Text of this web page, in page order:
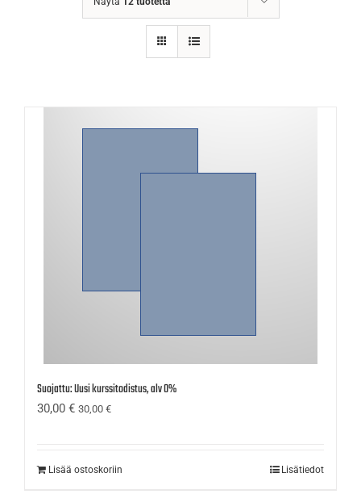
Suojattu: Uusi kurssitodistus, alv 0%
30,00 € 30,00 €
Lisää ostoskoriin Lisätiedot